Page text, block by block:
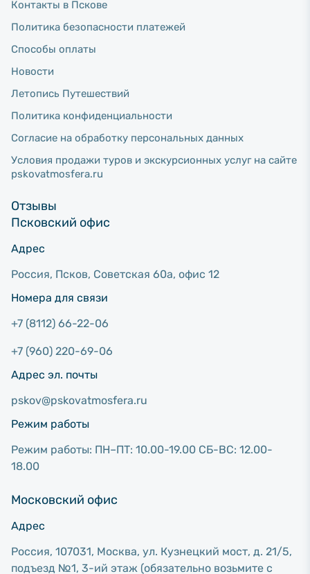
Контакты в Пскове
Политика безопасности платежей
Способы оплаты
Новости
Летопись Путешествий
Политика конфиденциальности
Согласие на обработку персональных данных
Условия продажи туров и экскурсионных услуг на сайте
pskovatmosfera.ru
Отзывы
Псковский офис
Адрес
Россия, Псков, Советcкая 60а, офис 12
Номера для связи
+7 (8112) 66-22-06
+7 (960) 220-69-06
Адрес эл. почты
pskov@pskovatmosfera.ru
Режим работы
Режим работы: ПН–ПТ: 10.00-19.00 СБ-ВС: 12.00-
18.00
Московский офис
Адрес
Россия, 107031, Москва, ул. Кузнецкий мост, д. 21/5,
подъезд №1, 3-ий этаж (обязательно возьмите с